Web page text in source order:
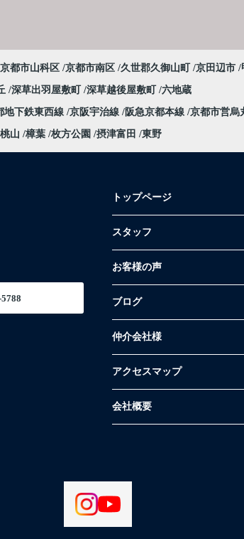
京都市山科区 京都市南区 久世郡久御山町 京田辺市
深草出羽屋敷町 深草越後屋敷町 六地蔵
地下鉄東西線 京阪宇治線 阪急京都本線 京都市営烏
山 樟葉 枚方公園 摂津富田 東野
トップページ
スタッフ
お客様の声
ブログ
仲介会社様
アクセスマップ
会社概要